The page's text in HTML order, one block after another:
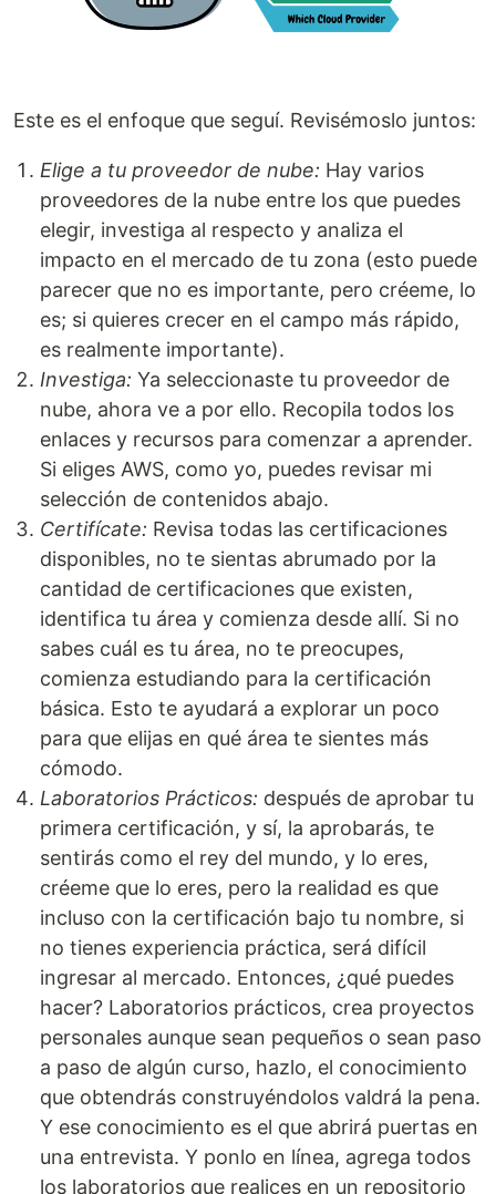
Este es el enfoque que seguí. Revisémoslo juntos:
Elige a tu proveedor de nube: Hay varios
proveedores de la nube entre los que puedes
elegir, investiga al respecto y analiza el
impacto en el mercado de tu zona (esto puede
parecer que no es importante, pero créeme, lo
es; si quieres crecer en el campo más rápido,
es realmente importante).
Investiga: Ya seleccionaste tu proveedor de
nube, ahora ve a por ello. Recopila todos los
enlaces y recursos para comenzar a aprender.
Si eliges AWS, como yo, puedes revisar mi
selección de contenidos abajo.
Certifícate: Revisa todas las certificaciones
disponibles, no te sientas abrumado por la
cantidad de certificaciones que existen,
identifica tu área y comienza desde allí. Si no
sabes cuál es tu área, no te preocupes,
comienza estudiando para la certificación
básica. Esto te ayudará a explorar un poco
para que elijas en qué área te sientes más
cómodo.
Laboratorios Prácticos: después de aprobar tu
primera certificación, y sí, la aprobarás, te
sentirás como el rey del mundo, y lo eres,
créeme que lo eres, pero la realidad es que
incluso con la certificación bajo tu nombre, si
no tienes experiencia práctica, será difícil
ingresar al mercado. Entonces, ¿qué puedes
hacer? Laboratorios prácticos, crea proyectos
personales aunque sean pequeños o sean paso
a paso de algún curso, hazlo, el conocimiento
que obtendrás construyéndolos valdrá la pena.
Y ese conocimiento es el que abrirá puertas en
una entrevista. Y ponlo en línea, agrega todos
los laboratorios que realices en un repositorio